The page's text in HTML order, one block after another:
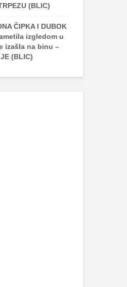
(BLIC)
ČIPKA I DUBOK
izgledom u
izašla na binu –
(BLIC)